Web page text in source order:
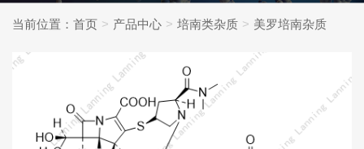
当前位置： 首页 产品中心 培南类杂质 美罗培南杂质